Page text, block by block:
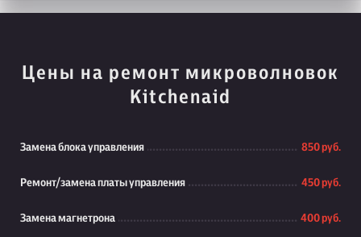
Цены на ремонт микроволновок
Kitchenaid
Замена блока управления 850 руб.
Ремонт/замена платы управления 450 руб.
Замена магнетрона 400 руб.